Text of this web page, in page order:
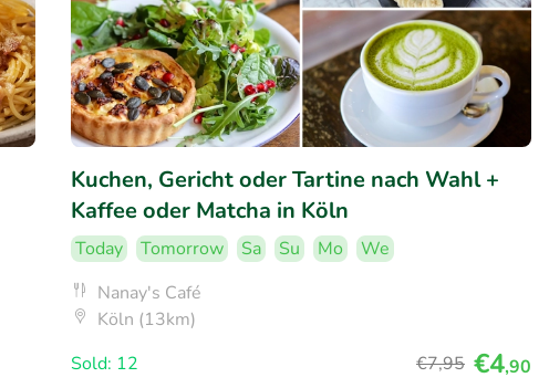
Kuchen, Gericht oder Tartine nach Wahl +
Kaffee oder Matcha in Köln
Today Tomorrow Sa Su Mo
We
Nanay's Café
Köln (13km)
Sold: 12
€7,95 €4,90